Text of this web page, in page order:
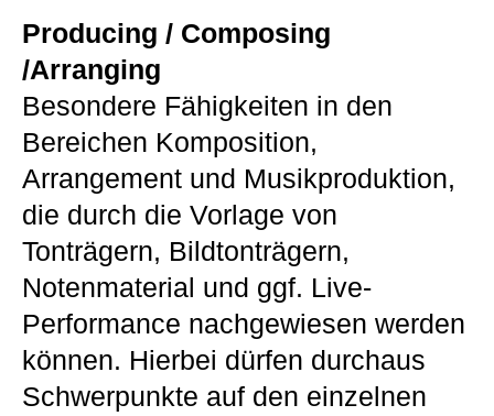
Producing / Composing
/Arranging
Besondere Fähigkeiten in den
Bereichen Komposition,
Arrangement und Musikproduktion,
die durch die Vorlage von
Tonträgern, Bildtonträgern,
Notenmaterial und ggf. Live-
Performance nachgewiesen werden
können. Hierbei dürfen durchaus
Schwerpunkte auf den einzelnen